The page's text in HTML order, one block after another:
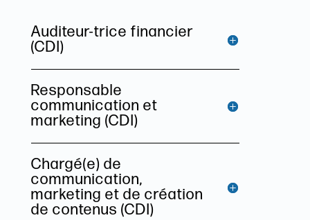
Auditeur-trice financier
(CDI)
Responsable
communication et
marketing (CDI)
Chargé(e) de
communication,
marketing et de création
de contenus (CDI)